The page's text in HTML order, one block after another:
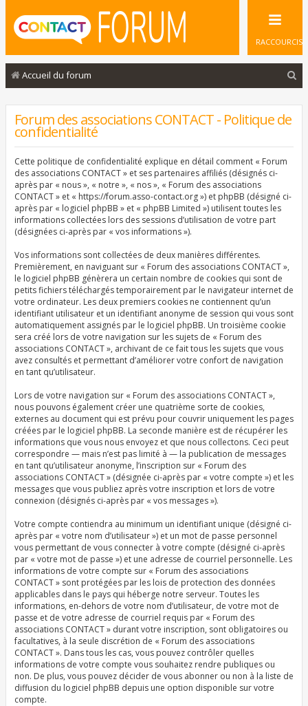
RACCOURCIS
Accueil du forum
Forum des associations CONTACT - Politique de
confidentialité
Cette politique de confidentialité explique en détail comment « Forum
des associations CONTACT » et ses partenaires affiliés (désignés ci-
après par « nous », « notre », « nos », « Forum des associations
CONTACT » et « https://forum.asso-contact.org ») et phpBB (désigné ci-
après par « logiciel phpBB » et « phpBB Limited ») utilisent toutes les
informations collectées lors des sessions d’utilisation de votre part
(désignées ci-après par « vos informations »).
Vos informations sont collectées de deux manières différentes.
Premièrement, en naviguant sur « Forum des associations CONTACT »,
le logiciel phpBB génèrera un certain nombre de cookies qui sont de
petits fichiers téléchargés temporairement par le navigateur internet de
votre ordinateur. Les deux premiers cookies ne contiennent qu’un
identifiant utilisateur et un identifiant anonyme de session qui vous sont
automatiquement assignés par le logiciel phpBB. Un troisième cookie
sera créé lors de votre navigation sur les sujets de « Forum des
associations CONTACT », archivant de ce fait tous les sujets que vous
avez consultés et permettant d’améliorer votre confort de navigation
en tant qu’utilisateur.
Lors de votre navigation sur « Forum des associations CONTACT »,
nous pouvons également créer une quatrième sorte de cookies,
externes au document qui est prévu pour couvrir uniquement les pages
créées par le logiciel phpBB. La seconde manière est de récupérer les
informations que vous nous envoyez et que nous collectons. Ceci peut
correspondre — mais n’est pas limité à — la publication de messages
en tant qu’utilisateur anonyme, l’inscription sur « Forum des
associations CONTACT » (désignée ci-après par « votre compte ») et les
messages que vous publiez après votre inscription et lors de votre
connexion (désignés ci-après par « vos messages »).
Votre compte contiendra au minimum un identifiant unique (désigné ci-
après par « votre nom d’utilisateur ») et un mot de passe personnel
vous permettant de vous connecter à votre compte (désigné ci-après
par « votre mot de passe ») et une adresse de courriel personnelle. Les
informations de votre compte sur « Forum des associations
CONTACT » sont protégées par les lois de protection des données
applicables dans le pays qui héberge notre serveur. Toutes les
informations, en-dehors de votre nom d’utilisateur, de votre mot de
passe et de votre adresse de courriel requis par « Forum des
associations CONTACT » durant votre inscription, sont obligatoires ou
facultatives, à la seule discrétion de « Forum des associations
CONTACT ». Dans tous les cas, vous pouvez contrôler quelles
informations de votre compte vous souhaitez rendre publiques ou
non. De plus, vous pouvez décider de vous abonner ou non à la liste de
diffusion du logiciel phpBB depuis une option disponible sur votre
compte.